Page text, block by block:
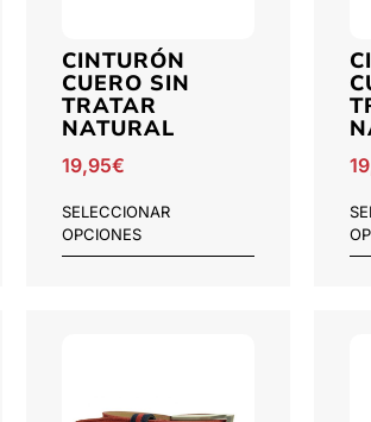
CINTURÓN
CUERO SIN
TRATAR
NATURAL
19,95€
SELECCIONAR
OPCIONES